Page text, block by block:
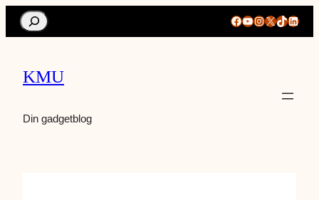
Search Facebook
YouTube
Instagram
X TikTok
KMU
Din gadgetblog